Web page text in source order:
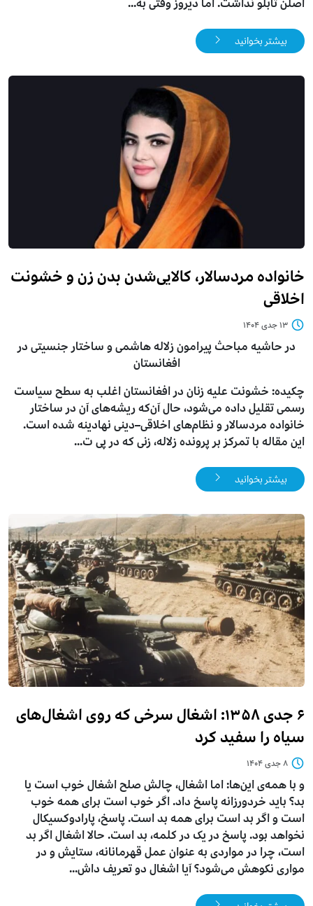
اصلن تابلو نداشت. اما دیروز وقتی به...
بیشتر بخوانید
خانواده مردسالار، کالایی‌شدن بدن زن و خشونت
اخلاقی
۱۳ جدی ۱۴۰۴
در حاشیه مباحث پیرامون زلاله هاشمی و ساختار جنسیتی در
افغانستان
چکیده: خشونت علیه زنان در افغانستان اغلب به سطح سیاست
رسمی تقلیل داده می‌شود، حال آن‌که ریشه‌های آن در ساختار
خانواده مردسالار و نظام‌های اخلاقی–دینی نهادینه شده است.
این مقاله با تمرکز بر پرونده زلاله، زنی که در پی ت...
بیشتر بخوانید
۶ جدی ۱۳۵۸: اشغال سرخی که روی اشغال‌های
سیاه را سفید کرد
۸ جدی ۱۴۰۴
و با همه‌ی این‌ها: اما اشغال، چالش صلحاشغال خوب است یا
بد؟ باید خردورزانه پاسخ داد. اگر خوب است برای همه خوب
است و اگر بد است برای همه بد است. پاسخ، پارادوکسیکال
نخواهد بود. پاسخ در یک در کلمه، بد است. حالا اشغال اگر بد
است، چرا در مواردی به عنوان عمل قهرمانانه، ستایش و در
مواری نکوهش می‌شود؟ آیا اشغال دو تعریف داش...